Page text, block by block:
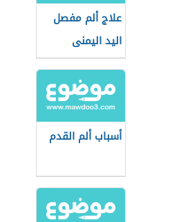
علاج ألم مفصل
اليد اليمنى
أسباب ألم القدم